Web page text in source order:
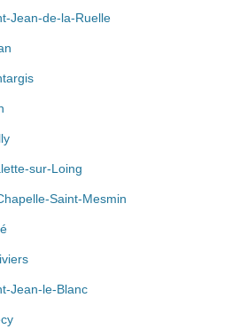
Jean-de-la-Ruelle
sur-Loing
Saint-Mesmin
Jean-le-Blanc